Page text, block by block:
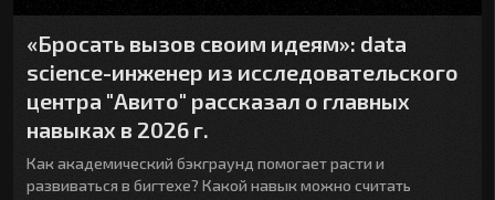
«Бросать вызов своим идеям»: data
science-инженер из исследовательского
центра "Авито" рассказал о главных
навыках в 2026 г.
Как академический бэкграунд помогает расти и
развиваться в бигтехе? Какой навык можно считать